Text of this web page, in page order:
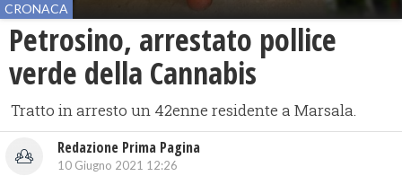
CRONACA
Petrosino, arrestato pollice
verde della Cannabis
Tratto in arresto un 42enne residente a Marsala.
Redazione Prima Pagina
10 Giugno 2021 12:26